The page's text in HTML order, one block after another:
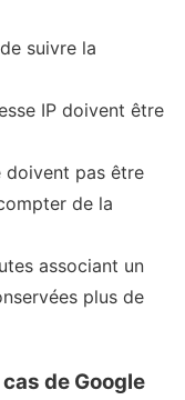
suivre la
IP doivent être
doivent pas être
de la
associant un
plus de
de Google